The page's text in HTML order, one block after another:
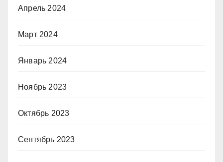
Апрель 2024
Март 2024
Январь 2024
Ноябрь 2023
Октябрь 2023
Сентябрь 2023